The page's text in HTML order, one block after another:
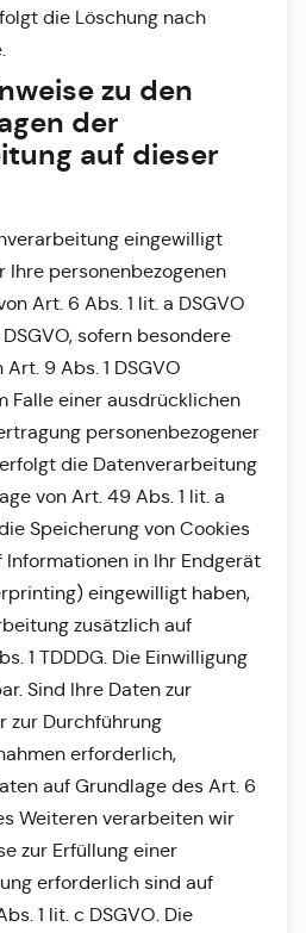
die Löschung nach
zu den
der
auf dieser
eingewilligt
Ihre personenbezogenen
Art. 6 Abs. 1 lit. a DSGVO
sofern besondere
9 Abs. 1 DSGVO
Falle einer ausdrücklichen
personenbezogener
die Datenverarbeitung
von Art. 49 Abs. 1 lit. a
Speicherung von Cookies
in Ihr Endgerät
eingewilligt haben,
zusätzlich auf
1 TDDDG. Die Einwilligung
Sind Ihre Daten zur
zur Durchführung
erforderlich,
auf Grundlage des Art. 6
Weiteren verarbeiten wir
zur Erfüllung einer
erforderlich sind auf
1 lit. c DSGVO. Die